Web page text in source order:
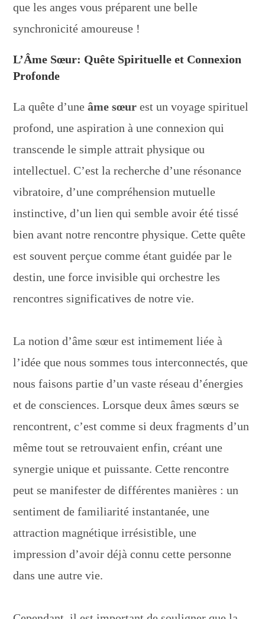
que les anges vous préparent une belle
synchronicité amoureuse !
L’Âme Sœur: Quête Spirituelle et Connexion
Profonde
La quête d’uneâme sœur est un voyage spirituel
profond, une aspiration à une connexion qui
transcende le simple attrait physique ou
intellectuel. C’est la recherche d’une résonance
vibratoire, d’une compréhension mutuelle
instinctive, d’un lien qui semble avoir été tissé
bien avant notre rencontre physique. Cette quête
est souvent perçue comme étant guidée par le
destin, une force invisible qui orchestre les
rencontres significatives de notre vie.
La notion d’âme sœur est intimement liée à
l’idée que nous sommes tous interconnectés, que
nous faisons partie d’un vaste réseau d’énergies
et de consciences. Lorsque deux âmes sœurs se
rencontrent, c’est comme si deux fragments d’un
même tout se retrouvaient enfin, créant une
synergie unique et puissante. Cette rencontre
peut se manifester de différentes manières : un
sentiment de familiarité instantanée, une
attraction magnétique irrésistible, une
impression d’avoir déjà connu cette personne
dans une autre vie.